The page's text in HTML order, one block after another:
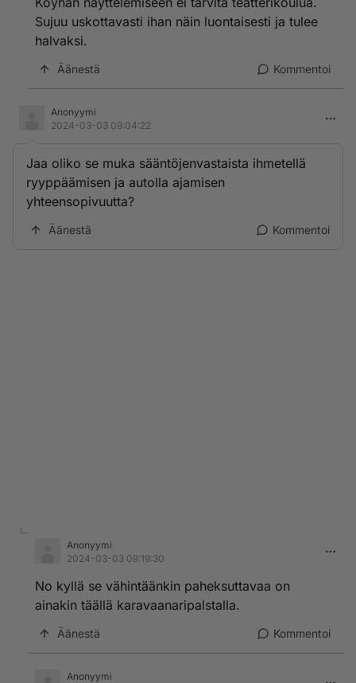
Sujuu uskottavasti ihan näin luontaisesti ja tulee
halvaksi.
Äänestä Kommentoi
Anonyymi
2024-03-03 09:04:22
Jaa oliko se muka sääntöjenvastaista ihmetellä
ryyppäämisen ja autolla ajamisen
yhteensopivuutta?
Äänestä Kommentoi
Anonyymi
2024-03-03 09:19:30
No kyllä se vähintäänkin paheksuttavaa on
ainakin täällä karavaanaripalstalla.
Äänestä Kommentoi
Anonyymi